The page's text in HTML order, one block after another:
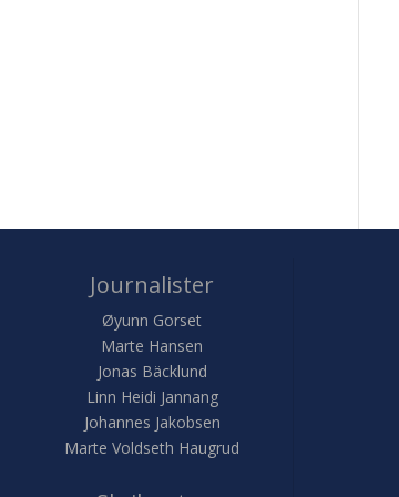
Journalister
Øyunn Gorset
Marte Hansen
Jonas Bäcklund
Linn Heidi Jannang
Johannes Jakobsen
Marte Voldseth Haugrud